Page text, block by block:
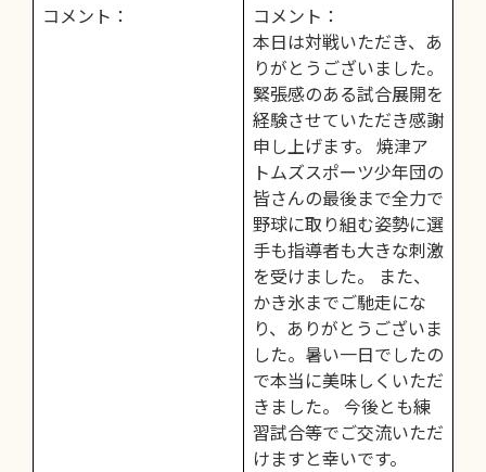
コメント：
コメント：
本日は対戦いただき、あ
りがとうございました。
緊張感のある試合展開を
経験させていただき感謝
申し上げます。 焼津ア
トムズスポーツ少年団の
皆さんの最後まで全力で
野球に取り組む姿勢に選
手も指導者も大きな刺激
を受けました。 また、
かき氷までご馳走にな
り、ありがとうございま
した。暑い一日でしたの
で本当に美味しくいただ
きました。 今後とも練
習試合等でご交流いただ
けますと幸いです。